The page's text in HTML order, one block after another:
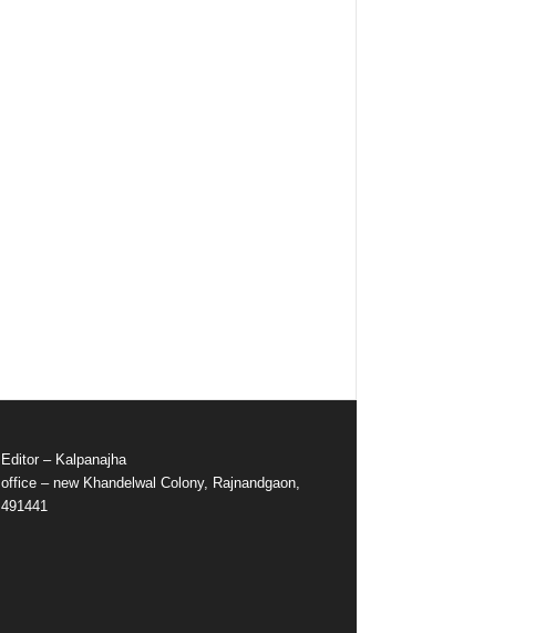
Editor – Kalpanajha
office – new Khandelwal Colony, Rajnandgaon,
491441